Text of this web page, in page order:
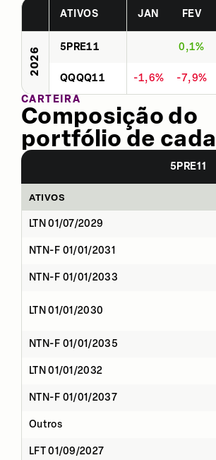
ATIVOS JAN FEV
2026 5PRE11 0,1%
QQQQ11 -1,6% -7,9%
CARTEIRA
Composição do
portfólio de
5PRE11
ATIVOS
LTN 01/07/2029
NTN-F 01/01/2031
NTN-F 01/01/2033
LTN 01/01/2030
NTN-F 01/01/2035
LTN 01/01/2032
NTN-F 01/01/2037
Outros
LFT 01/09/2027